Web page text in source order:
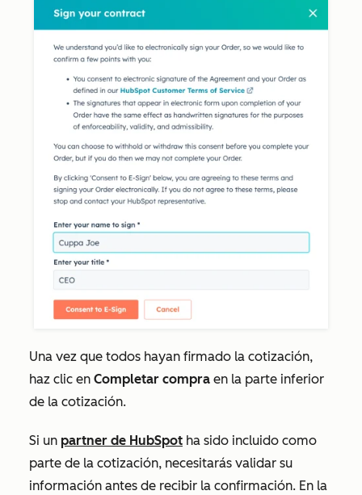
Una vez que todos hayan firmado la cotización,
haz clic en Completar compra en la parte inferior
de la cotización.
Si un partner de HubSpot ha sido incluido como
parte de la cotización, necesitarás validar su
información antes de recibir la confirmación. En la